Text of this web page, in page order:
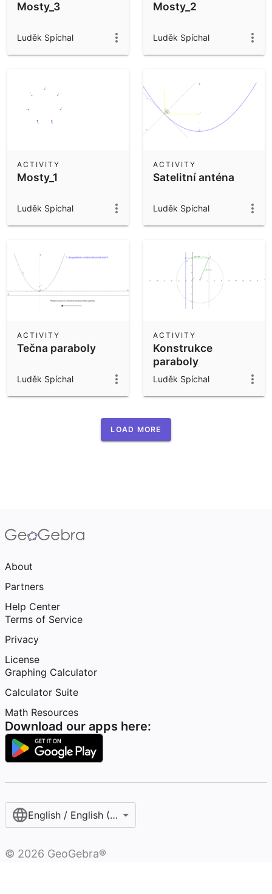
Mosty_3
Luděk Spíchal
Mosty_2
Luděk Spíchal
Mosty_1
ACTIVITY
Luděk Spíchal
Satelitní anténa
ACTIVITY
Luděk Spíchal
Tečna paraboly
ACTIVITY
Luděk Spíchal
Konstrukce
paraboly
ACTIVITY
Luděk Spíchal
LOAD MORE
About
Partners
Help Center
Terms of Service
Privacy
License
Graphing Calculator
Calculator Suite
Math Resources
Download our apps here:
English / English (United States)
© 2026 GeoGebra®